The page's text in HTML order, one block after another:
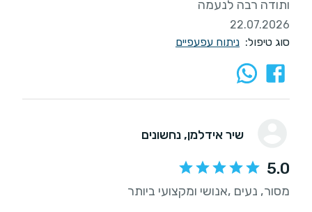
ותודה רבה לנעמה
22.07.2026
סוג טיפול: ניתוח עפעפיים
שיר אידלמן, נחשונים
5.0